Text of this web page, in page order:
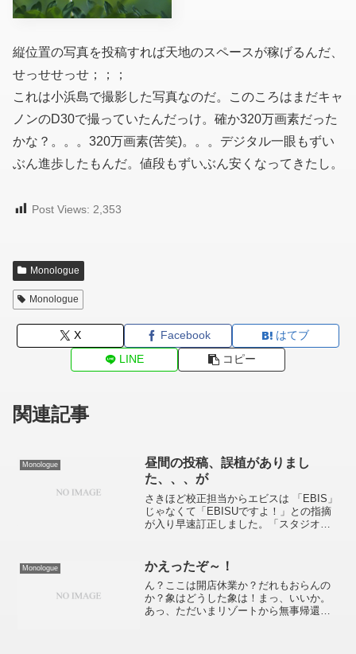
縦位置の写真を投稿すれば天地のスペースが稼げるんだ、
せっせせっせ；；；
これは小浜島で撮影した写真なのだ。このころはまだキャ
ノンのD30で撮っていたんだっけ。確か320万画素だった
かな？。。。320万画素(苦笑)。。。デジタル一眼もずい
ぶん進歩したもんだ。値段もずいぶん安くなってきたし。
Post Views: 2,353
Monologue
Monologue
X Facebook
はてブ
LINE
コピー
関連記事
Monologue
昼間の投稿、誤植がありまし
た、、、が
さきほど校正担当からエビスは 「EBIS」
じゃなくて「EBISUですよ！」との指摘
が入り早速訂正しました。「スタジオ
頭に刷り込まれていてなんの疑問も抱か
ず「EBI...
Monologue かえったぞ～！
ん？ここは開店休業か？だれもおらんの
か？象はどうした象は！まっ、いいか。
あっ、ただいまリゾートから無事帰還し